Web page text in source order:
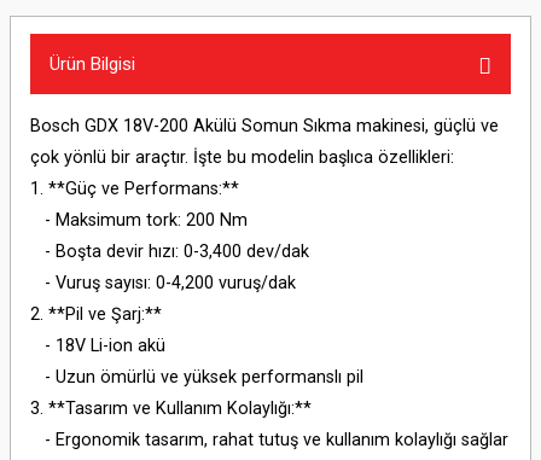
Ürün Bilgisi
Bosch GDX 18V-200 Akülü Somun Sıkma makinesi, güçlü ve
çok yönlü bir araçtır. İşte bu modelin başlıca özellikleri:
1. **Güç ve Performans:**
- Maksimum tork: 200 Nm
- Boşta devir hızı: 0-3,400 dev/dak
- Vuruş sayısı: 0-4,200 vuruş/dak
2. **Pil ve Şarj:**
- 18V Li-ion akü
- Uzun ömürlü ve yüksek performanslı pil
3. **Tasarım ve Kullanım Kolaylığı:**
- Ergonomik tasarım, rahat tutuş ve kullanım kolaylığı sağlar